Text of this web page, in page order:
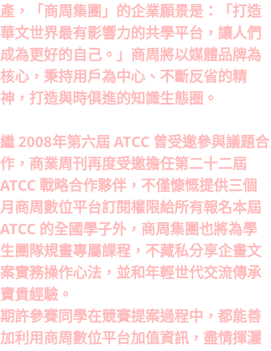
產，「商周集團」的企業願景是：「打造
華文世界最有影響力的共學平台，讓人們
成為更好的自己。」商周將以媒體品牌為
核心，秉持用戶為中心、不斷反省的精
神，打造與時俱進的知識生態圈。
繼 2008年第六屆 ATCC 曾受邀參與議題合
作，商業周刊再度受邀擔任第二十二屆
ATCC 戰略合作夥伴，不僅慷慨提供三個
月商周數位平台訂閱權限給所有報名本屆
ATCC 的全國學子外，商周集團也將為學
生團隊規畫專屬課程，不藏私分享企畫文
案實務操作心法，並和年輕世代交流傳承
寶貴經驗。
期許參賽同學在競賽提案過程中，都能善
加利用商周數位平台加值資訊，盡情揮灑